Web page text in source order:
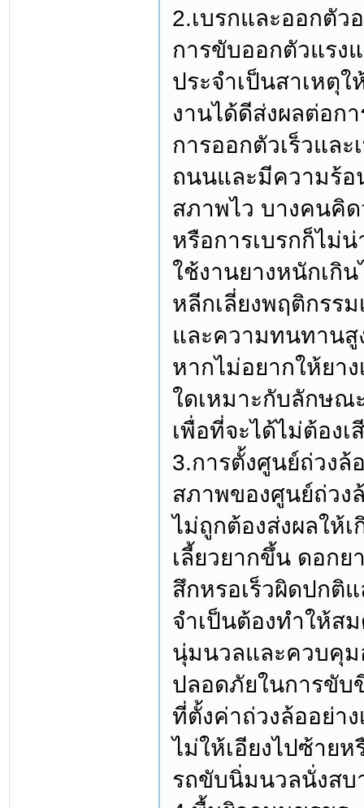
2.เบรกและออกตัว
การขับออกตัวแรง
ประจำเป็นสาเหตุ
งานได้ดีส่งผลต่อก
การออกตัวเร็วแล
ถนนและมีความร้อ
สภาพไว บางคนคิด
หรือการเบรกก็ไม่
ใช้งานยางหนักเกิ
หลีกเลี่ยงพฤติกรร
และความทนทานสู
หากไม่อยากให้ยาง
ใดเหมาะกับลักษณ
เพื่อที่จะได้ไม่ต้องเ
3.การตั้งศูนย์ถ่วงล้
สภาพของศูนย์ถ่วง
ไม่ถูกต้องส่งผลให้
เลี้ยวยากขึ้น ดอกย
สึกหรอเร็วผิดปกติ
จำเป็นต้องทำให้ส
นุ่มนวลและควบคุม
ปลอดภัยในการขับ
ที่ตั้งค่าถ่วงล้ออย่า
ไม่ให้เอียงไปซ้าย
รถขับนิ่มนวลนั่งสบ